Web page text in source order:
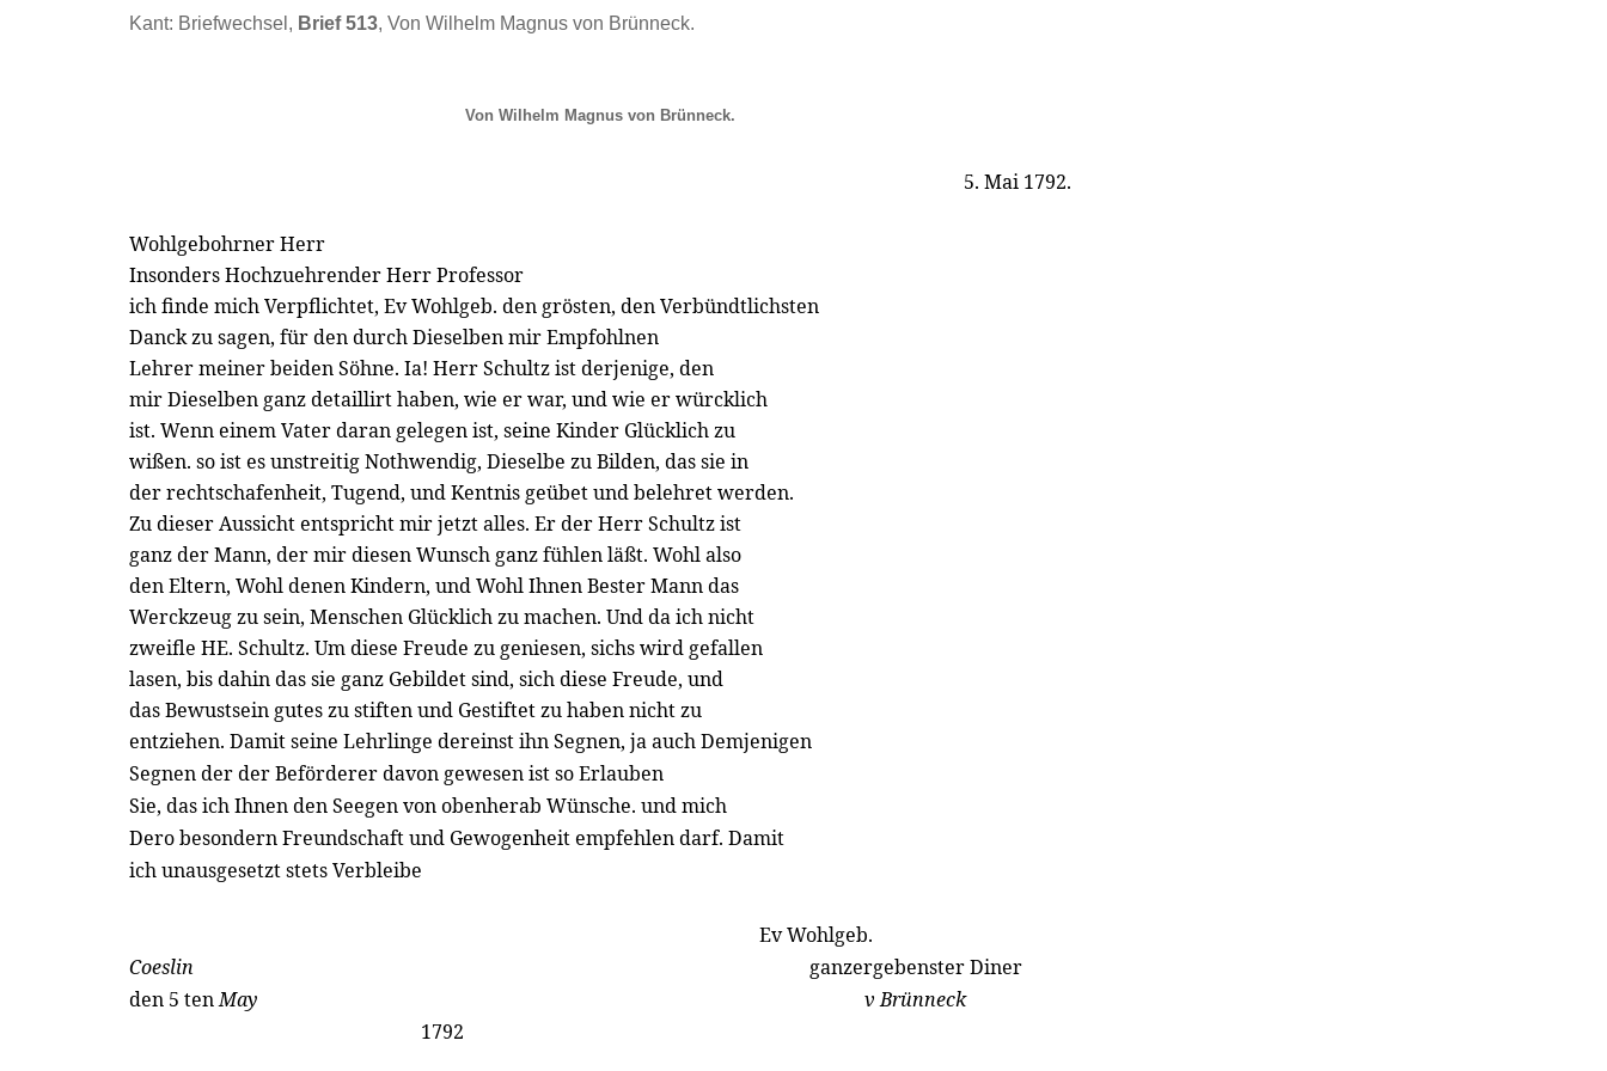
Kant: Briefwechsel, Brief 513, Von Wilhelm Magnus von Brünneck.
Von Wilhelm Magnus von Brünneck.
5. Mai 1792.
Wohlgebohrner Herr
Insonders Hochzuehrender Herr Professor
ich finde mich Verpflichtet, Ev Wohlgeb. den grösten, den Verbündtlichsten
Danck zu sagen, für den durch Dieselben mir Empfohlnen
Lehrer meiner beiden Söhne. Ia! Herr Schultz ist derjenige, den
mir Dieselben ganz detaillirt haben, wie er war, und wie er würcklich
ist. Wenn einem Vater daran gelegen ist, seine Kinder Glücklich zu
wißen. so ist es unstreitig Nothwendig, Dieselbe zu Bilden, das sie in
der rechtschafenheit, Tugend, und Kentnis geübet und belehret werden.
Zu dieser Aussicht entspricht mir jetzt alles. Er der Herr Schultz ist
ganz der Mann, der mir diesen Wunsch ganz fühlen läßt. Wohl also
den Eltern, Wohl denen Kindern, und Wohl Ihnen Bester Mann das
Werckzeug zu sein, Menschen Glücklich zu machen. Und da ich nicht
zweifle HE. Schultz. Um diese Freude zu geniesen, sichs wird gefallen
lasen, bis dahin das sie ganz Gebildet sind, sich diese Freude, und
das Bewustsein gutes zu stiften und Gestiftet zu haben nicht zu
entziehen. Damit seine Lehrlinge dereinst ihn Segnen, ja auch Demjenigen
Segnen der der Beförderer davon gewesen ist so Erlauben
Sie, das ich Ihnen den Seegen von obenherab Wünsche. und mich
Dero besondern Freundschaft und Gewogenheit empfehlen darf. Damit
ich unausgesetzt stets Verbleibe
Ev Wohlgeb.
Coeslin
ganzergebenster Diner
den 5 tenMay
v Brünneck
1792